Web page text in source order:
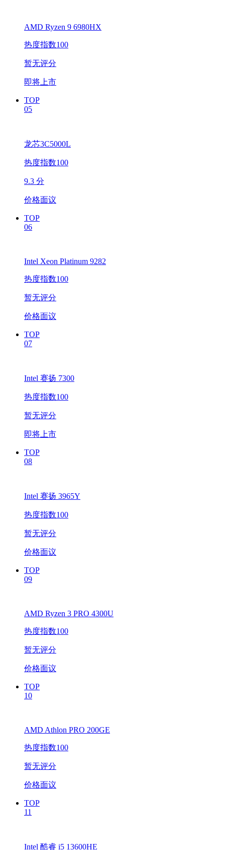
AMD Ryzen 9 6980HX
热度指数100
暂无评分
即将上市
TOP
05
龙芯3C5000L
热度指数100
9.3 分
价格面议
TOP
06
Intel Xeon Platinum 9282
热度指数100
暂无评分
价格面议
TOP
07
Intel 赛扬 7300
热度指数100
暂无评分
即将上市
TOP
08
Intel 赛扬 3965Y
热度指数100
暂无评分
价格面议
TOP
09
AMD Ryzen 3 PRO 4300U
热度指数100
暂无评分
价格面议
TOP
10
AMD Athlon PRO 200GE
热度指数100
暂无评分
价格面议
TOP
11
Intel 酷睿 i5 13600HE